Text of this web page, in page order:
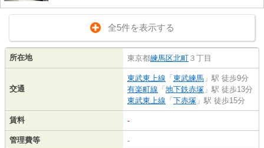
全5件を表示する
所在地 東京都練馬区北町 ３丁目
交通
東武東上線 「 東武練馬 」駅 徒歩9分
有楽町線 「 地下鉄赤塚 」駅 徒歩13分
東武東上線 「 下赤塚 」駅 徒歩15分
賃料 -
管理費等 -